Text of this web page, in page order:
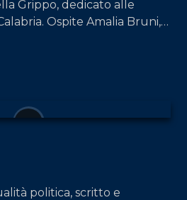
Grippo, dedicato alle
Ospite Amalia Bruni,
politica, scritto e